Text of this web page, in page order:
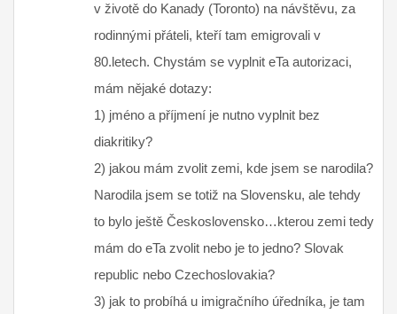
v životě do Kanady (Toronto) na návštěvu, za
rodinnými přáteli, kteří tam emigrovali v
80.letech. Chystám se vyplnit eTa autorizaci,
mám nějaké dotazy:
1) jméno a příjmení je nutno vyplnit bez
diakritiky?
2) jakou mám zvolit zemi, kde jsem se narodila?
Narodila jsem se totiž na Slovensku, ale tehdy
to bylo ještě Československo…kterou zemi tedy
mám do eTa zvolit nebo je to jedno? Slovak
republic nebo Czechoslovakia?
3) jak to probíhá u imigračního úředníka, je tam